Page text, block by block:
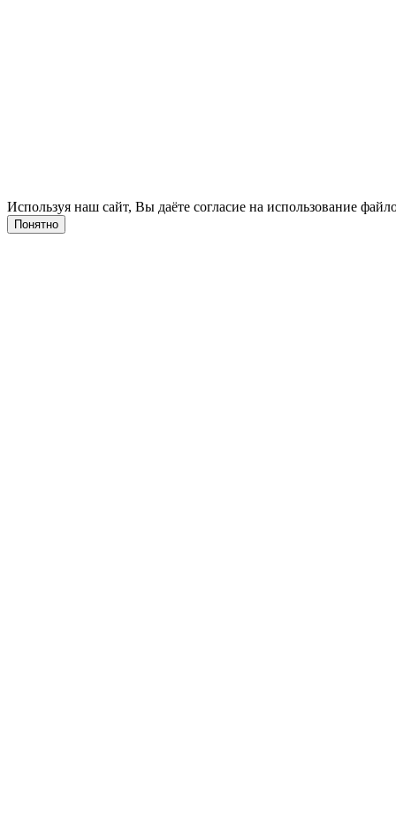
Используя наш сайт, Вы даёте согласие на использование
Понятно